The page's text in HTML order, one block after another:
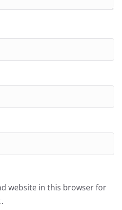
website in this browser for